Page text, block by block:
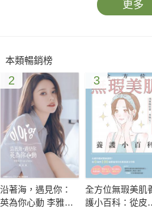
（以上依姓氏筆畫排序）
「你不需要很厲害才能開始，你需要
你是否也曾在晨曦或夜色下，綁起鞋
尋找那份屬於自己的跑步意義？
無論你是新手或資深跑者，都能在書
翻開書頁，穿上跑鞋，跑出你人生的
這是一本呈現臺灣跑者文化的書，
從《跑步不要聽》Podcast逾250集
故事，
更多
本類暢銷榜
2
沿著海，遇見你：
英為你心動 李雅英
3
全方位無瑕美肌
護小百科：從皮